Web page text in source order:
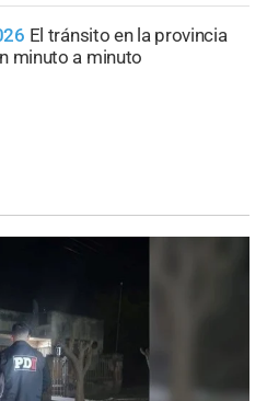
El tránsito en la provincia
minuto a minuto